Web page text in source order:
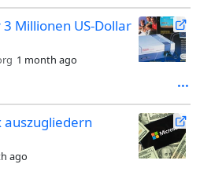
Millionen US-Dollar
1 month ago
ago